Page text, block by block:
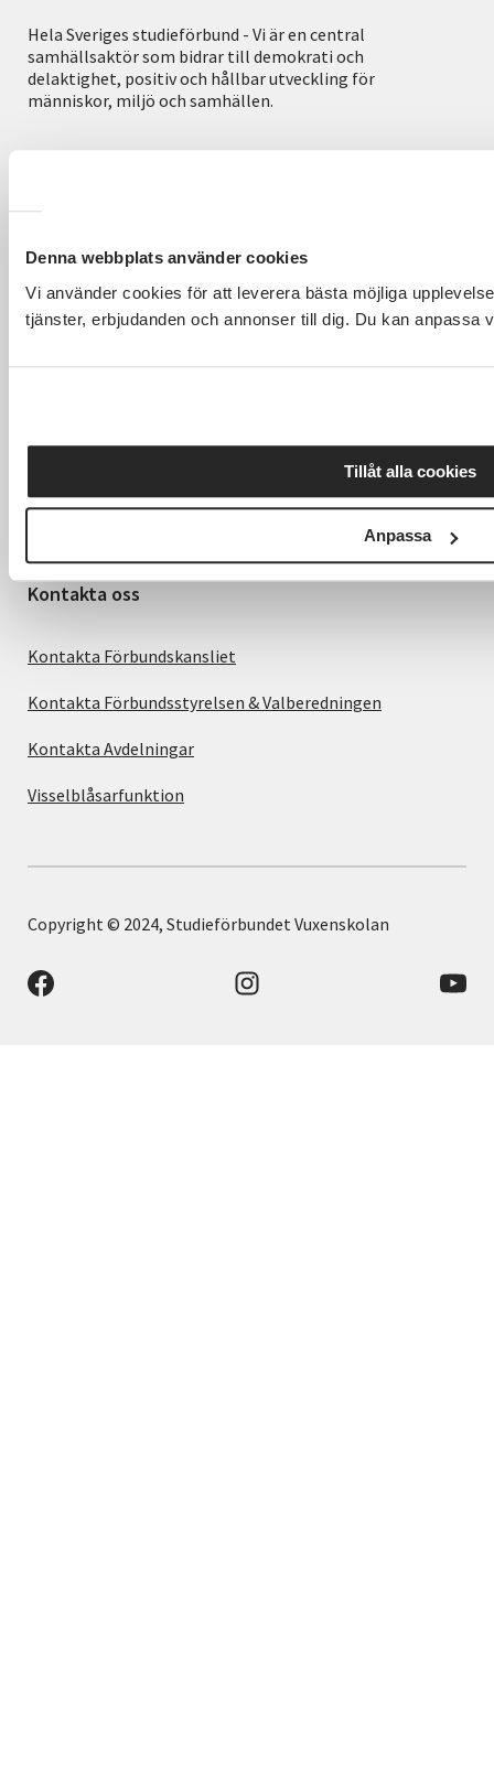
Denna webbplats använder cookies
Vi använder cookies för att leverera bästa möjliga
tjänster, erbjudanden och annonser till dig. Du kan anpassa
Tillåt alla cookies
Anpassa
Hela Sveriges studieförbund - Vi är en central
samhällsaktör som bidrar till demokrati och
delaktighet, positiv och hållbar utveckling för
människor, miljö och samhällen.
Det här gör vi
För dig som
Cirkelledare
Nyheter
Villkor och information
SVs Integritetspolicy, GDPR
Om cookies
Kontakta oss
Kontakta Förbundskansliet
Kontakta Förbundsstyrelsen & Valberedningen
Kontakta Avdelningar
Visselblåsarfunktion
Copyright © 2024, Studieförbundet Vuxenskolan